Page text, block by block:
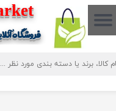
فروشگاهحساب کاربری من
تغییر گذر واژه